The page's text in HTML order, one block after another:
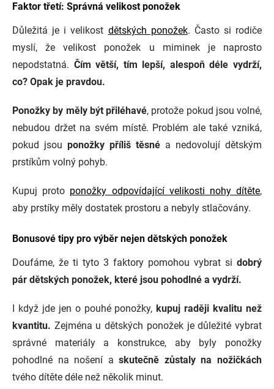
Faktor třetí: Správná velikost ponožek
Důležitá je i velikost dětských ponožek. Často si rodiče
myslí, že velikost ponožek u miminek je naprosto
nepodstatná. Čím větší, tím lepší, alespoň déle vydrží,
co? Opak je pravdou.
Ponožky by měly být přiléhavé, protože pokud jsou volné,
nebudou držet na svém místě. Problém ale také vzniká,
pokud jsou ponožky příliš těsné a nedovolují dětským
prstíkům volný pohyb.
Kupuj proto ponožky odpovídající velikosti nohy dítěte,
aby prstíky měly dostatek prostoru a nebyly stlačovány.
Bonusové tipy pro výběr nejen dětských ponožek
Doufáme, že ti tyto 3 faktory pomohou vybrat si dobrý
pár dětských ponožek, které jsou pohodlné a vydrží.
I když jde jen o pouhé ponožky, kupuj raději kvalitu než
kvantitu. Zejména u dětských ponožek je důležité vybrat
správné materiály a konstrukce, aby byly ponožky
pohodlné na nošení askutečně zůstaly na nožičkách
tvého dítěte déle než několik minut.